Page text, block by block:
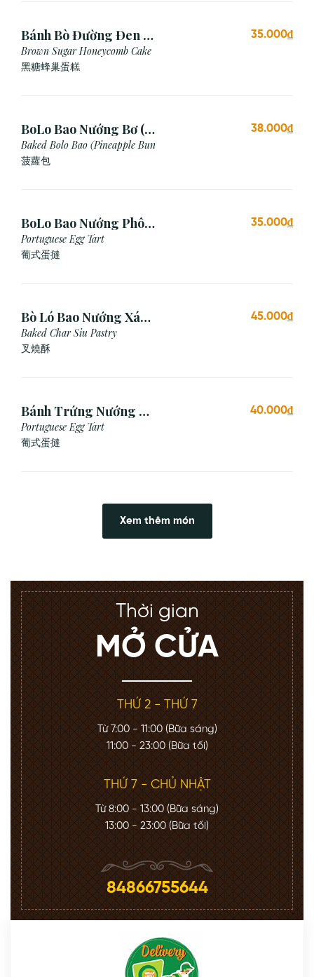
Bánh Bò Đường Đen (1
Cái)
Brown Sugar Honeycomb Cake
黑糖蜂巢蛋糕
35.000₫
BoLo Bao Nướng Bơ (1
Cái)
Baked Bolo Bao (Pineapple Bun
菠蘿包
38.000₫
BoLo Bao Nướng Phô
Mai (1 Cái)
Portuguese Egg Tart
葡式蛋撻
35.000₫
Bò Ló Bao Nướng Xá
Xíu (1 Cái)
Baked Char Siu Pastry
叉燒酥
45.000₫
Bánh Trứng Nướng Bồ
Đào Nha (2 Cái)
Portuguese Egg Tart
葡式蛋撻
40.000₫
Xem thêm món
Thời gian
MỞ CỬA
THỨ 2 - THỨ 7
Từ 7:00 - 11:00 (Bữa sáng)
11:00 - 23:00 (Bữa tối)
THỨ 7 - CHỦ NHẬT
Từ 8:00 - 13:00 (Bữa sáng)
13:00 - 23:00 (Bữa tối)
84866755644